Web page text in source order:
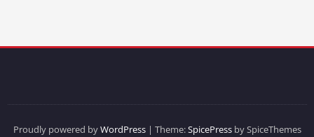
Proudly powered byWordPress| Theme:SpicePressby SpiceThemes